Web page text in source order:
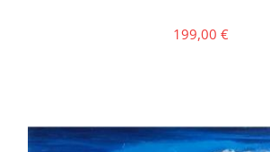
199,00 €